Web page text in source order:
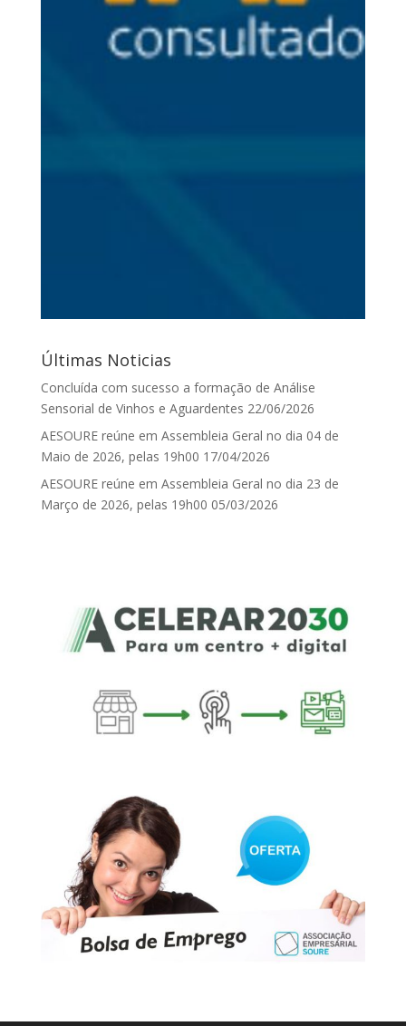
Últimas Noticias
Concluída com sucesso a formação de Análise
Sensorial de Vinhos e Aguardentes 22/06/2026
AESOURE reúne em Assembleia Geral no dia 04 de
Maio de 2026, pelas 19h00 17/04/2026
AESOURE reúne em Assembleia Geral no dia 23 de
Março de 2026, pelas 19h00 05/03/2026